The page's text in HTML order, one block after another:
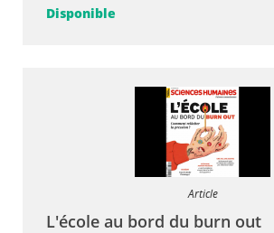
Disponible
Article
L'école au bord du burn out